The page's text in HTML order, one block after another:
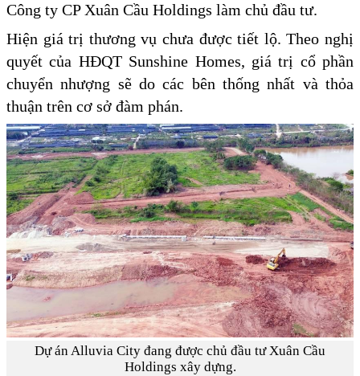
Công ty CP Xuân Cầu Holdings làm chủ đầu tư.
Hiện giá trị thương vụ chưa được tiết lộ. Theo nghị
quyết của HĐQT Sunshine Homes, giá trị cổ phần
chuyển nhượng sẽ do các bên thống nhất và thỏa
thuận trên cơ sở đàm phán.
Dự án Alluvia City đang được chủ đầu tư Xuân Cầu
Holdings xây dựng.